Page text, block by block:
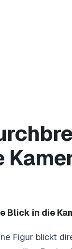
Blick in die
Figur blickt